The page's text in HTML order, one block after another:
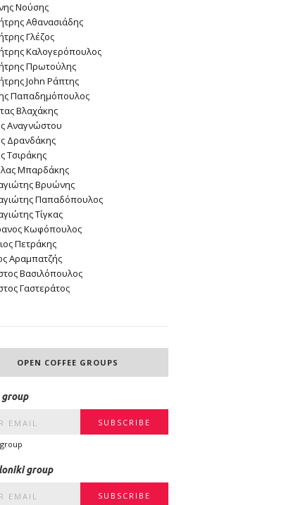
Νούσης
Αθανασιάδης
Γλέζος
Καλογερόπουλος
Πρωτούλης
John Ράπτης
Παπαδημόπουλος
Βλαχάκης
Αναγνώστου
Δρανδάκης
Τσιράκης
Μπαρδάκης
Βρυώνης
Παπαδόπουλος
Τίγκας
Κωφόπουλος
Πετράκης
Αραμπατζής
Βασιλόπουλος
Γαστεράτος
OPEN COFFEE GROUPS
group
group